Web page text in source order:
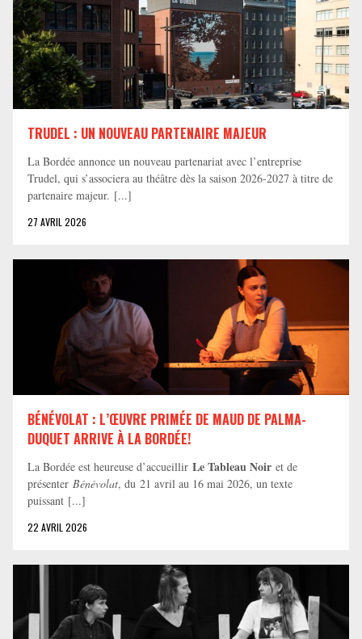
TRUDEL : UN NOUVEAU PARTENAIRE MAJEUR
La Bordée annonce un nouveau partenariat avec l’entreprise
Trudel, qui s’associera au théâtre dès la saison 2026-2027 à titre de
partenaire majeur. [...]
27 AVRIL 2026
BÉNÉVOLAT : L’ŒUVRE PRIMÉE DE MAUD DE PALMA-
DUQUET ARRIVE À LA BORDÉE!
La Bordée est heureuse d’accueillir Le Tableau Noir et de
présenter Bénévolat, du 21 avril au 16 mai 2026, un texte
puissant [...]
22 AVRIL 2026